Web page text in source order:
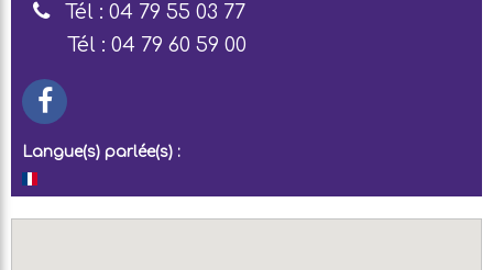
Tél : 04 79 55 03 77
Tél : 04 79 60 59 00
Langue(s) parlée(s) :